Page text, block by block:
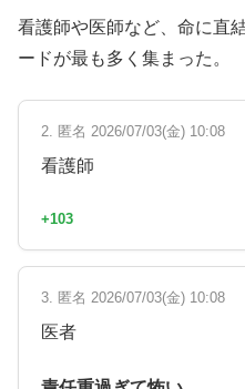
看護師や医師など、命に直
ードが最も多く集まった。
2. 匿名 2026/07/03(金) 10:08
看護師
+103
3. 匿名 2026/07/03(金) 10:08
医者